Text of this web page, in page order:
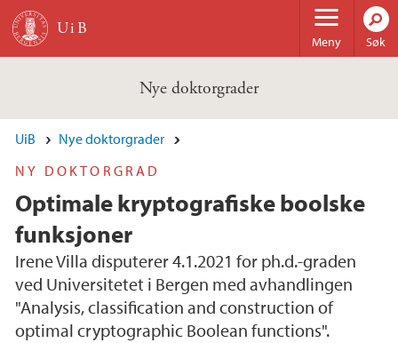
Hopp til hovedinnhold
Meny Søk
Nye doktorgrader
UiB
Nye doktorgrader
NY DOKTORGRAD
Optimale kryptografiske boolske
funksjoner
Irene Villa disputerer 4.1.2021 for ph.d.-graden
ved Universitetet i Bergen med avhandlingen
"Analysis, classification and construction of
optimal cryptographic Boolean functions".